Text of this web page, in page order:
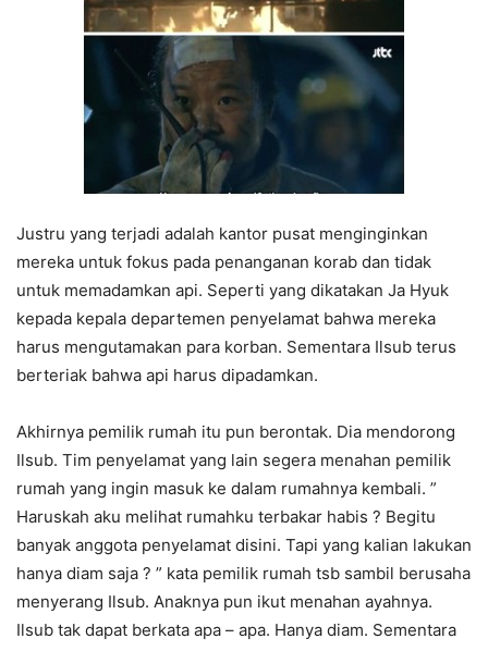
Justru yang terjadi adalah kantor pusat menginginkan
mereka untuk fokus pada penanganan korab dan tidak
untuk memadamkan api. Seperti yang dikatakan Ja Hyuk
kepada kepala departemen penyelamat bahwa mereka
harus mengutamakan para korban. Sementara Ilsub terus
berteriak bahwa api harus dipadamkan.
Akhirnya pemilik rumah itu pun berontak. Dia mendorong
Ilsub. Tim penyelamat yang lain segera menahan pemilik
rumah yang ingin masuk ke dalam rumahnya kembali. ”
Haruskah aku melihat rumahku terbakar habis ? Begitu
banyak anggota penyelamat disini. Tapi yang kalian lakukan
hanya diam saja ? ” kata pemilik rumah tsb sambil berusaha
menyerang Ilsub. Anaknya pun ikut menahan ayahnya.
Ilsub tak dapat berkata apa – apa. Hanya diam. Sementara